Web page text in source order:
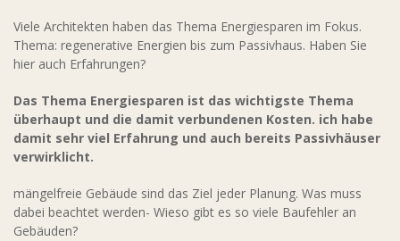
Viele Architekten haben das Thema Energiesparen im Fokus.
Thema: regenerative Energien bis zum Passivhaus. Haben Sie
hier auch Erfahrungen?
Das Thema Energiesparen ist das wichtigste Thema
überhaupt und die damit verbundenen Kosten. ich habe
damit sehr viel Erfahrung und auch bereits Passivhäuser
verwirklicht.
mängelfreie Gebäude sind das Ziel jeder Planung. Was muss
dabei beachtet werden- Wieso gibt es so viele Baufehler an
Gebäuden?